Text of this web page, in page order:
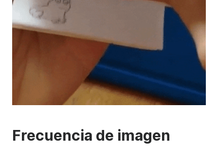
Frecuencia de imagen